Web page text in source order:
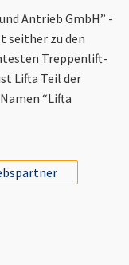
Antrieb GmbH” -
seither zu den
Treppenlift-
Lifta Teil der
“Lifta